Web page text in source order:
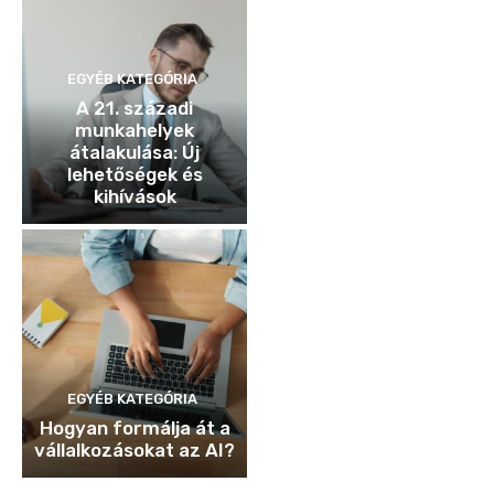
EGYÉB KATEGÓRIA
A 21. századi
munkahelyek
átalakulása: Új
lehetőségek és
kihívások
EGYÉB KATEGÓRIA
Hogyan formálja át a
vállalkozásokat az AI?